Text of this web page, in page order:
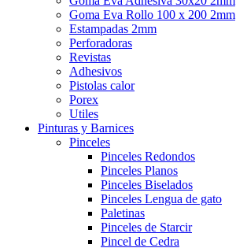
Goma Eva Rollo 100 x 200 2mm
Estampadas 2mm
Perforadoras
Revistas
Adhesivos
Pistolas calor
Porex
Utiles
Pinturas y Barnices
Pinceles
Pinceles Redondos
Pinceles Planos
Pinceles Biselados
Pinceles Lengua de gato
Paletinas
Pinceles de Starcir
Pincel de Cedra